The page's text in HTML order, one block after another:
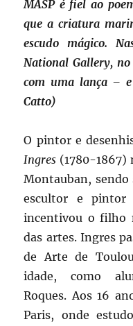
MASP é fiel ao
que a criatura
escudo mágico.
National Gallery,
com uma lança –
Catto)
O pintor e
Ingres (1780-1867)
Montauban, sendo
escultor e pintor
incentivou o filho
das artes. Ingres
de Arte de
idade, como
Roques. Aos 16
Paris, onde